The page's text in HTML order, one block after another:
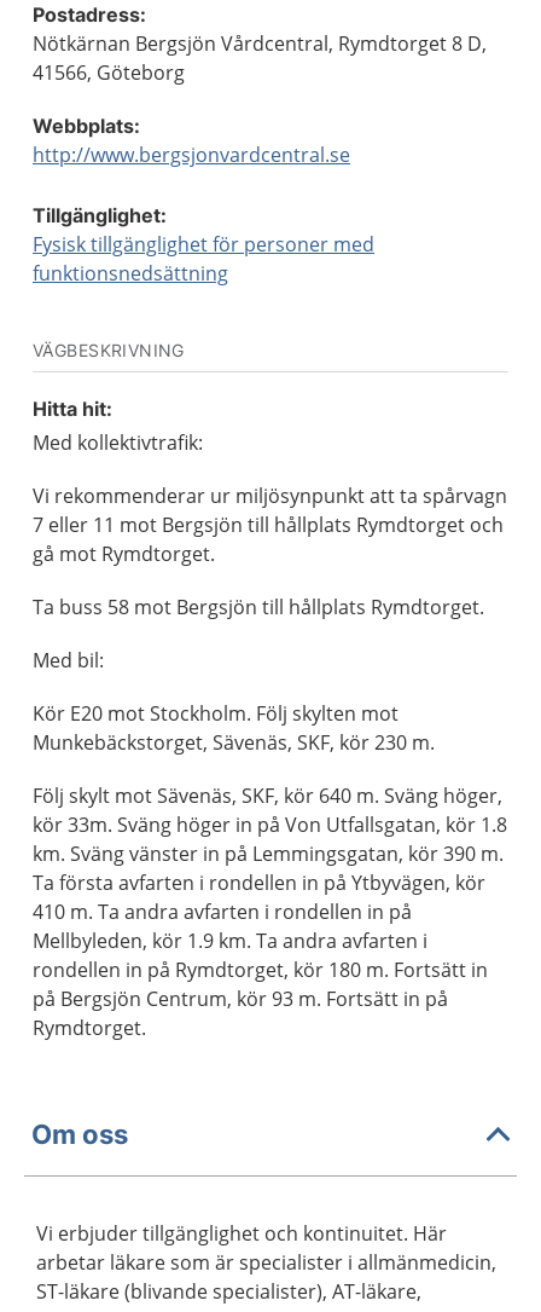
Postadress:
Nötkärnan Bergsjön Vårdcentral, Rymdtorget 8 D,
41566, Göteborg
Webbplats:
http://www.bergsjonvardcentral.se
Tillgänglighet:
Fysisk tillgänglighet för personer med
funktionsnedsättning
VÄGBESKRIVNING
Hitta hit:
Med kollektivtrafik:
Vi rekommenderar ur miljösynpunkt att ta spårvagn
7 eller 11 mot Bergsjön till hållplats Rymdtorget och
gå mot Rymdtorget.
Ta buss 58 mot Bergsjön till hållplats Rymdtorget.
Med bil:
Kör E20 mot Stockholm. Följ skylten mot
Munkebäckstorget, Sävenäs, SKF, kör 230 m.
Följ skylt mot Sävenäs, SKF, kör 640 m. Sväng höger,
kör 33m. Sväng höger in på Von Utfallsgatan, kör 1.8
km. Sväng vänster in på Lemmingsgatan, kör 390 m.
Ta första avfarten i rondellen in på Ytbyvägen, kör
410 m. Ta andra avfarten i rondellen in på
Mellbyleden, kör 1.9 km. Ta andra avfarten i
rondellen in på Rymdtorget, kör 180 m. Fortsätt in
på Bergsjön Centrum, kör 93 m. Fortsätt in på
Rymdtorget.
Om oss
Vi erbjuder tillgänglighet och kontinuitet. Här
arbetar läkare som är specialister i allmänmedicin,
ST-läkare (blivande specialister), AT-läkare,